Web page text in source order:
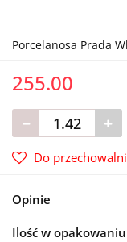
Porcelanosa Prada
255.00
Do przechowalni
Opinie
Ilość w opakowaniu